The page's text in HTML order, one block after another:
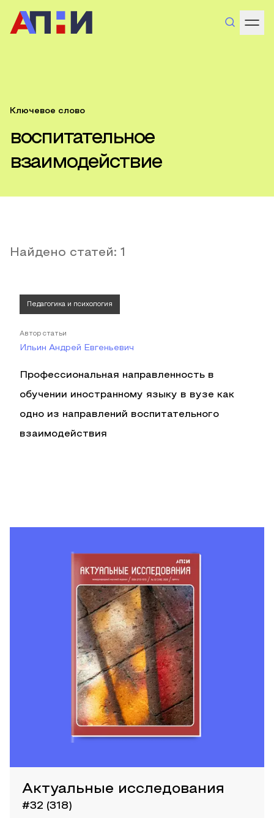
Ключевое слово
воспитательное
взаимодействие
Найдено статей: 1
Педагогика и психология
Автор статьи
Ильин Андрей Евгеньевич
Профессиональная направленность в
обучении иностранному языку в вузе как
одно из направлений воспитательного
взаимодействия
Актуальные исследования
#32 (318)